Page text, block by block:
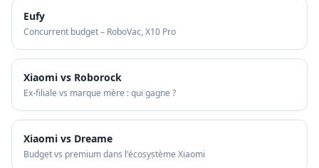
Eufy
Concurrent budget – RoboVac, X10 Pro
Xiaomi vs Roborock
Ex-filiale vs marque mère : qui gagne ?
Xiaomi vs Dreame
Budget vs premium dans l'écosystème Xiaomi